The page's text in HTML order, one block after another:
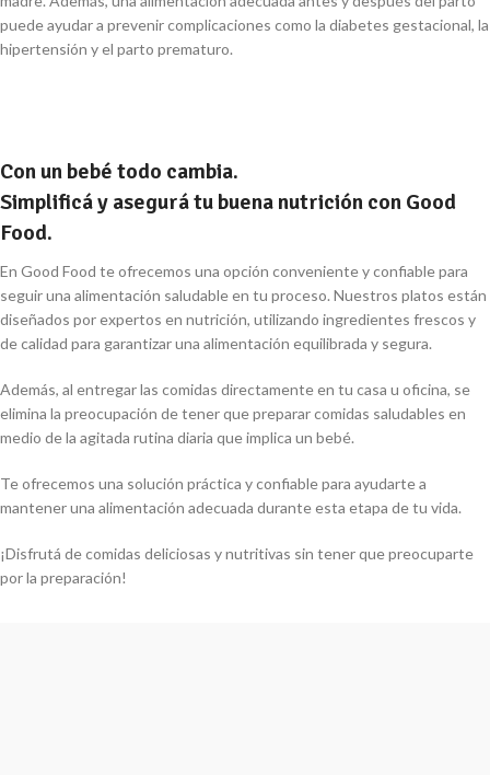
puede ayudar a prevenir complicaciones como la diabetes gestacional, la
hipertensión y el parto prematuro.
Con un bebé todo cambia.
Simplificá y asegurá tu buena nutrición con Good
Food.
En Good Food te ofrecemos una opción conveniente y confiable para
seguir una alimentación saludable en tu proceso. Nuestros platos están
diseñados por expertos en nutrición, utilizando ingredientes frescos y
de calidad para garantizar una alimentación equilibrada y segura.
Además, al entregar las comidas directamente en tu casa u oficina, se
elimina la preocupación de tener que preparar comidas saludables en
medio de la agitada rutina diaria que implica un bebé.
Te ofrecemos una solución práctica y confiable para ayudarte a
mantener una alimentación adecuada durante esta etapa de tu vida.
¡Disfrutá de comidas deliciosas y nutritivas sin tener que preocuparte
por la preparación!